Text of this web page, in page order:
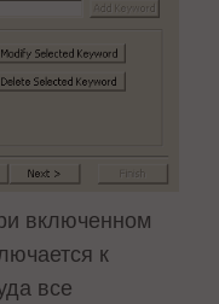
включенном
к
все